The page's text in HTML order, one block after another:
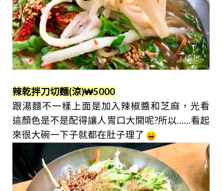
辣乾拌刀切麵(涼)₩5000
跟湯麵不一樣上面是加入辣椒醬和芝麻，光看
這顏色是不是配得讓人胃口大開呢?所以……看起
來很大碗一下子就都在肚子理了